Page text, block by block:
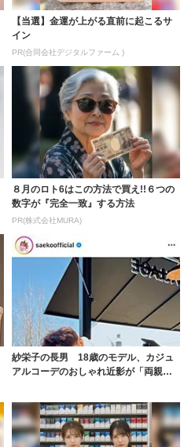
【当選】金運が上がる直前に起こるサ
イン
PR(合同会社デジタルファーム )
８月のロト6はこの方法で買え!!６つの
数字が『完全一致』する方法
PR(株式会社MURA)
紗栄子の長男 18歳のモデル、カジュ
アルコーデのおしゃれ近影が「両親の